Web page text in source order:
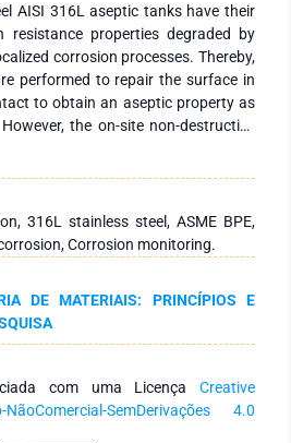
AISI 316L aseptic tanks have their
resistance properties degraded by
corrosion processes. Thereby,
performed to repair the surface in
to obtain an aseptic property as
the on-site non-destructive
penetrant examination and the
polarization measurements were
electrochemical minicell. The level
on the tank surface, and it was
after the repairing maintenance
of the on-site electrochemical
a clear difference between as-
surfaces, indicating a sensible
inspection. The on-site open
with the on-site cyclic polarization
advanced tool to support the
AISI 316L aseptic surfaces.
316L stainless steel, ASME BPE,
Corrosion monitoring.
DE MATERIAIS: PRINCÍPIOS E
com uma Licença Creative
SemDerivações 4.0